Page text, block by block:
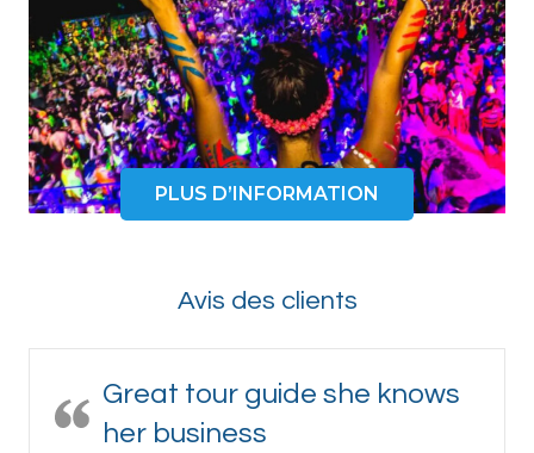
PLUS D’INFORMATION
Avis des clients
Great tour guide she knows
her business